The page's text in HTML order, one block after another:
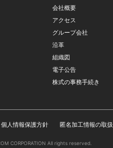
会社概要
アクセス
グループ会社
沿革
組織図
電子公告
株式の事務手続き
個人情報保護方針 匿名加工情報の取
CORPORATION All rights reserved.